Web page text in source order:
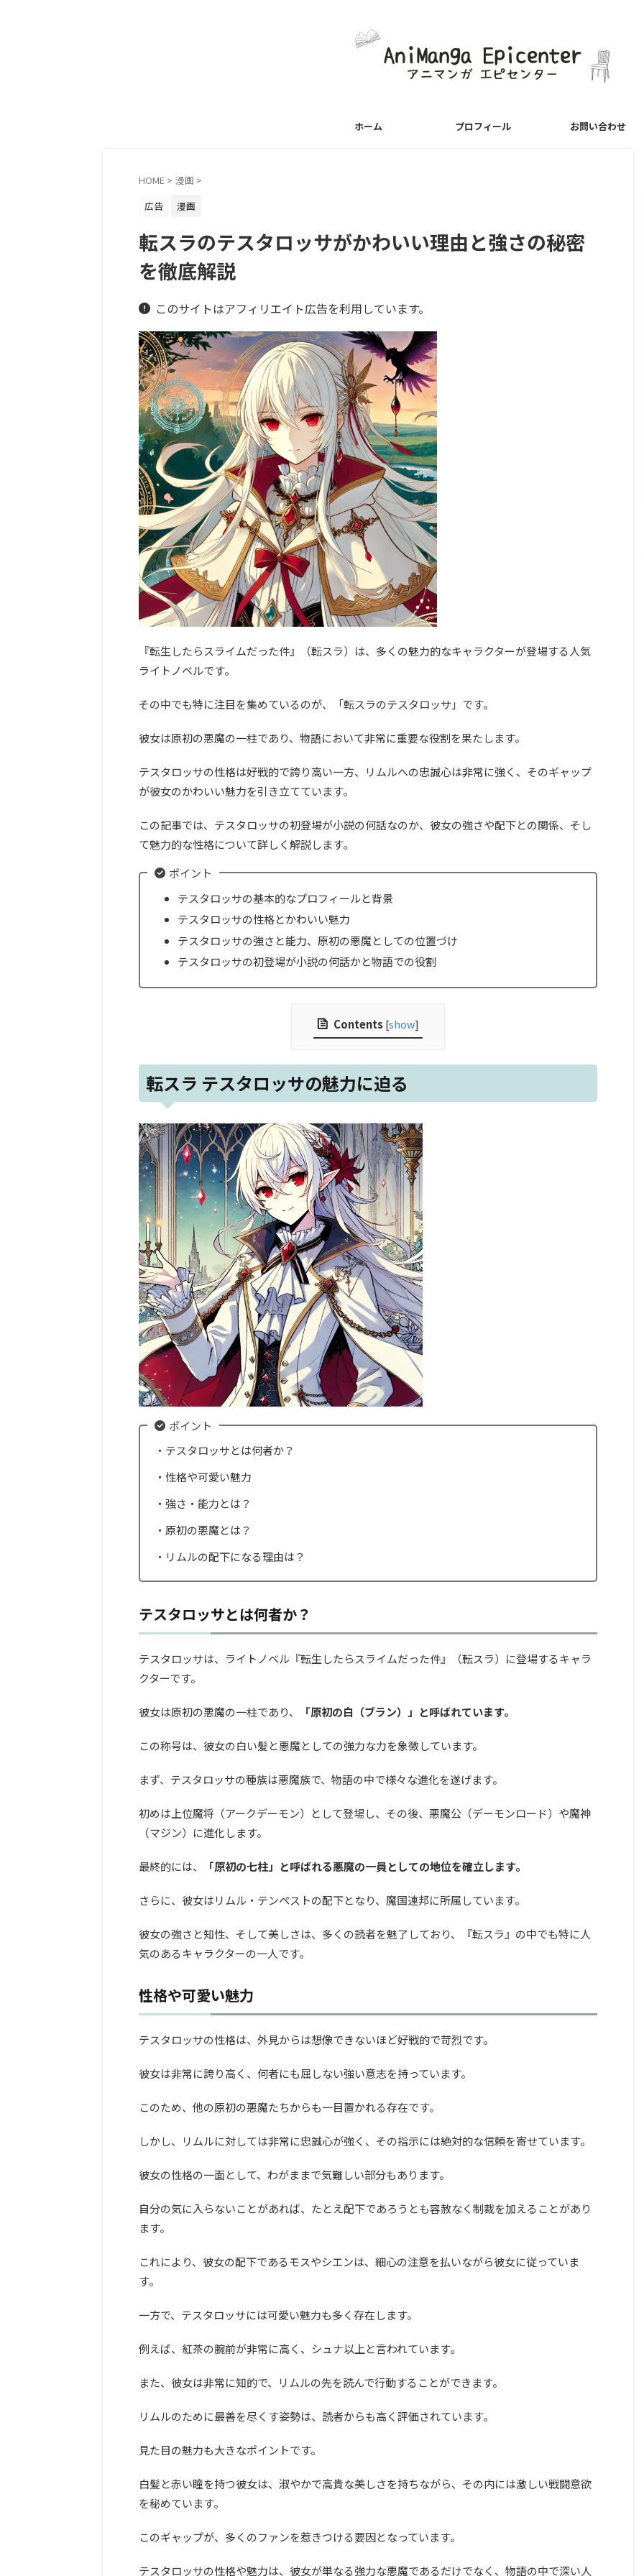
ホーム プロフィール お問い合わせ
HOME > 漫画 >
広告
漫画
転スラのテスタロッサがかわいい理由と強さの秘密
を徹底解説
このサイトはアフィリエイト広告を利用しています。
『転生したらスライムだった件』（転スラ）は、多くの魅力的なキャラクターが登場する人気
ライトノベルです。
その中でも特に注目を集めているのが、「転スラのテスタロッサ」です。
彼女は原初の悪魔の一柱であり、物語において非常に重要な役割を果たします。
テスタロッサの性格は好戦的で誇り高い一方、リムルへの忠誠心は非常に強く、そのギャップ
が彼女のかわいい魅力を引き立てています。
この記事では、テスタロッサの初登場が小説の何話なのか、彼女の強さや配下との関係、そし
て魅力的な性格について詳しく解説します。
ポイント
テスタロッサの基本的なプロフィールと背景
テスタロッサの性格とかわいい魅力
テスタロッサの強さと能力、原初の悪魔としての位置づけ
テスタロッサの初登場が小説の何話かと物語での役割
Contents[show]
転スラ テスタロッサの魅力に迫る
ポイント
・テスタロッサとは何者か？
・性格や可愛い魅力
・強さ・能力とは？
・原初の悪魔とは？
・リムルの配下になる理由は？
テスタロッサとは何者か？
テスタロッサは、ライトノベル『転生したらスライムだった件』（転スラ）に登場するキャラ
クターです。
彼女は原初の悪魔の一柱であり、 「原初の白（ブラン）」と呼ばれています。
この称号は、彼女の白い髪と悪魔としての強力な力を象徴しています。
まず、テスタロッサの種族は悪魔族で、物語の中で様々な進化を遂げます。
初めは上位魔将（アークデーモン）として登場し、その後、悪魔公（デーモンロード）や魔神
（マジン）に進化します。
最終的には、 「原初の七柱」と呼ばれる悪魔の一員としての地位を確立します。
さらに、彼女はリムル・テンペストの配下となり、魔国連邦に所属しています。
彼女の強さと知性、そして美しさは、多くの読者を魅了しており、『転スラ』の中でも特に人
気のあるキャラクターの一人です。
性格や可愛い魅力
テスタロッサの性格は、外見からは想像できないほど好戦的で苛烈です。
彼女は非常に誇り高く、何者にも屈しない強い意志を持っています。
このため、他の原初の悪魔たちからも一目置かれる存在です。
しかし、リムルに対しては非常に忠誠心が強く、その指示には絶対的な信頼を寄せています。
彼女の性格の一面として、わがままで気難しい部分もあります。
自分の気に入らないことがあれば、たとえ配下であろうとも容赦なく制裁を加えることがあり
ます。
これにより、彼女の配下であるモスやシエンは、細心の注意を払いながら彼女に従っていま
す。
一方で、テスタロッサには可愛い魅力も多く存在します。
例えば、紅茶の腕前が非常に高く、シュナ以上と言われています。
また、彼女は非常に知的で、リムルの先を読んで行動することができます。
リムルのために最善を尽くす姿勢は、読者からも高く評価されています。
見た目の魅力も大きなポイントです。
白髪と赤い瞳を持つ彼女は、淑やかで高貴な美しさを持ちながら、その内には激しい戦闘意欲
を秘めています。
このギャップが、多くのファンを惹きつける要因となっています。
テスタロッサの性格や魅力は、彼女が単なる強力な悪魔であるだけでなく、物語の中で深い人